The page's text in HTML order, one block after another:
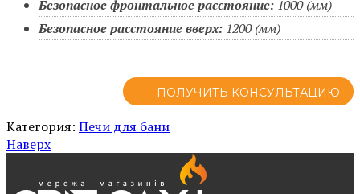
Безопасное фронтальное расстояние: 1000 (мм)
Безопасное расстояние вверх: 1200 (мм)
ПОЛУЧИТЬ КОНСУЛЬТАЦИЮ
Категория: Печи для бани
Наверх